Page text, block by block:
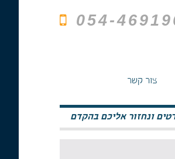
054-
צור קשר
ונחזור אליכם בהקדם